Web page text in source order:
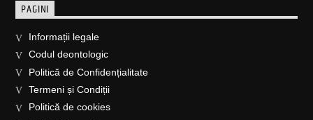
PAGINI
Informații legale
Codul deontologic
Politică de Confidențialitate
Termeni și Condiții
Politică de cookies